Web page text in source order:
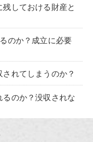
しておける財産と
のか？成立に必要
れてしまうのか？
のか？没収されな